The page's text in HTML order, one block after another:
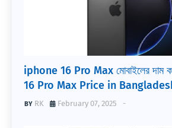
iphone 16 Pro Max মোবাইলের দাম
16 Pro Max Price in
RK -
February 07, 2025